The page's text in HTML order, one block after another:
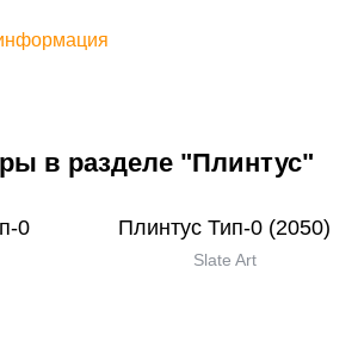
в разделе "Плинтус"
0 Плинтус Тип-0 (2050)
Slate Art